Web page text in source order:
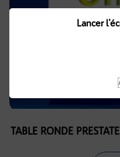
TABLE RONDE
Lancer